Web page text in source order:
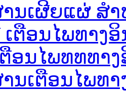
ານເຜີຍແຜ່ ສ
ເຕືອນໄພທາງອິ
ອນໄພທທທາງ
ນເຕືອນໄພທາ